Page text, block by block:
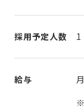
採用予定人数 1
給与